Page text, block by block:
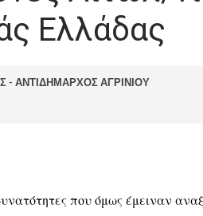
Ελλάδας
- ΑΝΤΙΔΗΜΑΡΧΟΣ ΑΓΡΙΝΙΟΥ
που όμως έμειναν